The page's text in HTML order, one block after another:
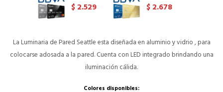
$ 2.529 $ 2.678
La Luminaria de Pared Seattle esta diseñada en aluminio y vidrio , para
colocarse adosada a la pared. Cuenta con LED integrado brindando una
iluminación cálida.
Colores disponibles: